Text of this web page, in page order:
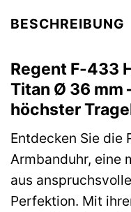
BESCHREIBUNG
Regent F-433
Titan Ø 36 mm
höchster
Entdecken Sie die
Armbanduhr, eine
aus
Perfektion. Mit